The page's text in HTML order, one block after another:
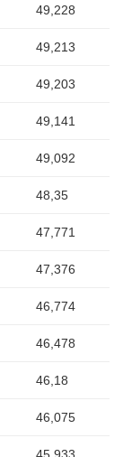
49,228
49,213
49,203
49,141
49,092
48,35
47,771
47,376
46,774
46,478
46,18
46,075
45,933